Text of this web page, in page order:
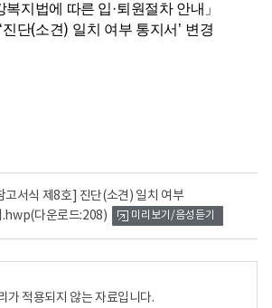
복지법에 따른 입·퇴원절차 안내 」
‘진단(소견) 일치 여부 통지서 ’ 변경
고서식 제8호] 진단(소견) 일치 여부
.hwp(다운로드:208) 미리보기/음성듣기
가 적용되지 않는 자료입니다.